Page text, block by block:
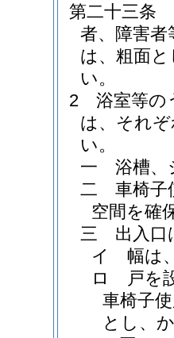
第二十三条
者、障害
は、粗面
い。
2
浴室等の
は、それ
い。
一
浴槽、
二
車椅子
空間を確
三
出入
イ
幅は
ロ
戸を
車椅子
とし、